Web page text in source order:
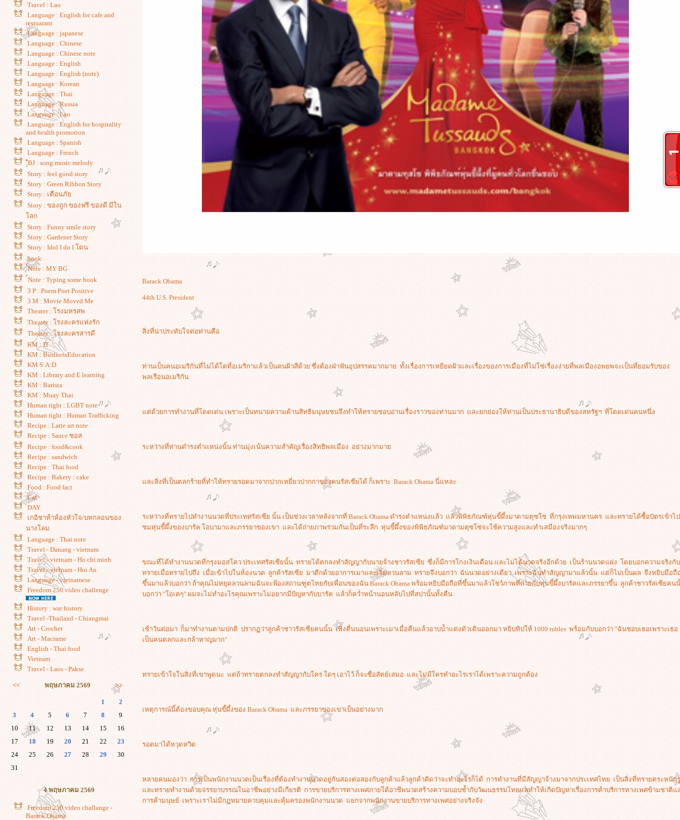
Travel : Lao
Language : English for cafe and
restuarant
Language : japanese
Language : Chinese
Language : Chinese note
Language : English
Language : English (note)
Language : Korean
Language : Thai
Language : Russia
Language : Lao
Language : English for hospitality
and health promotion
Language : Spanish
Language : French
ฺ์ฺ๋BJ : song music melody
Story : feel good story
Story : Green Ribbon Story
Story : เตือนภั
Story : ของถูก ของฟรี ของดี มีใน
ลก
Story : Funny smile story
Story : Gardener Story
Story : Idol I do I โดน
book
์Note : MY BG
์Note : Typing some book
3 P : Poem Poet Positive
3 M : Movie Moved Me
Theater : โรงมหรสพ
Theater : โรงละครแห่งรัก
Theater : โรงละครสารดี
KM : IT
KM : BusinessEducation
KM S:A:D
KM : Library and E learning
KM : Barista
KM : Muay Thai
Human right : LGBT note
Human right : Human Trafficking
Recipe : Latte art note
Recipe : Sauce ซอส
Recipe : food&cook
Recipe : sandwich
Recipe : Thai food
Recipe : Bakery : cake
Food : Food fact
Cat
DAY
เกอิชาห้าห้องหัวใจ/บทกลอนของ
นางโลม
Language : Thai note
Travel - Danang - vietnam
Travel - vietnam - Ho chi minh
Travel - vietnam - Hoi An
Language - vietnamese
Freedom 250 video challenge
History : war history
Travel -Thailand - Chiangmai
Art - Crochet
Art - Macrame
English - Thai food
Vietnam
Travel - Laos - Pakse
<< พฤษภาคม 2569 >>
1
2
3
4 5 6 7 8
9
10
11 12 13 14 15
16
17
18 19 20 21 22
23
24
25 26 27 28 29
30
31
4 พฤษภาคม 2569
Freedom 250 video challange -
Barack Obama
Barack Obama
44th U.S. President
สิ่งที่น่าประทับใจต่อท่านคือ
ท่านเป็นคนอเมริกันที่ไม่ได้โตที่อเมริกาแล้วเป็นคนผิวสีด้วย ซึ่งต้องฝ่าฟันอุปสรรคมากมาย ทั้งเรื่องการเหยียดผิวและเรื่องของการเมืองที่ไม่ใช่เรื่องง่ายที่พลเมืองอพยพจะเป็นที่ยอมรับของ
พลเรือนอเมริกัน
ต่ด้วยการทำงานที่โดดเด่น เพราะเป็นทนายความด้านสิทธิมนุษยชนจึงทำให้ทรายชอบอ่านเรื่องราวของท่านมาก และยกย่องให้ท่านเป็นประธานาธิบดีของสหรัฐฯ ที่โดดเด่นคนหนึ่ง
ระหว่างที่ท่านดำรงตำแหน่งนั้น ท่านมุ่งเน้นความสำคัญเรื่องสิทธิพลเมือง อย่างมากมา
ละสิ่งที่เป็นตลกร้ายที่ทำให้ทรายรอดมาจากปากเหยี่ยวปากกาของคนรัสเซียได้ ก็เพราะ Barack Obama นี่แหละ
ระหว่างที่ทรายไปทำงานนวดที่ประเทศรัสเซีย นั้น เป็นช่วงเวลาหลังจากที่ Barack Obama ดำรงตำแหน่งแล้ว แล้วพิพิธภัณฑ์หุ่นขี้ผึ้งมาดามตุซโซ ที่กรุงเทพมหานคร และทรายได้ซื้อบัตรเข้าไป
ชมหุ่นขี้ผึ้งของบารัค โอบามาและภรรยาของเขา และได้ถ่ายภาพร่วมกันเป็นที่ระลึก หุ่นขี้ผึ้งของพิพิธภัณฑ์มาดามตุซโซ่จะใช้ความสูงและทำเสมืองจริงมากๆ
ขณะที่ได้ทำงานนวดที่กรุงมอสโคว ประเทศรัสเซียนั้น ทรายได้ตกลงทำสัญญากับนายจ้างชาวรัสเซีย ซึ่งก็มีการโกงเงินเดือน และไม่ได้นวดจริงอีกด้วย เป็นร้านนวดแฝง โดยบอกความจริงกับ
ทรายเมื่อทรายไปถึง เมื่อเข้าไปในห้องนวด ลูกค้ารัสเซีย มาดึกด้วยอาการเมาและเริ่มลวนลาม ทรายจึงบอกว่า ฉันนวดอย่างเดียว เพราะฉันทำสัญญามาแล้วนั้น แต่ก็ไม่เป็นผล จึงหยิบมือถื
ขึ้นมาแล้วบอกว่า ถ้าคุณไม่หยุดลวนลามฉันจะฟ้องสถานฑูตไทยกับเพื่อนของฉัน Barack Obama พร้อมหยิบมือถือที่ขึ้นมาแล้วโชว์ภาพที่ถ่ายกับหุ่นขี้ผึ้งบารัคและภรรยาขึ้น ลูกค้าชาวรัสเซียคน
บอกว่า "โอเคๆ" ผมจะไม่ทำอะไรคุณเพราะไม่อยากมีปัญหากับบารัค แล้วก็คว่ำหน้านอนหลับไปที่สปานั้นทั้งคืน
เช้าวันต่อมา ก็มาทำงานตามปกติ ปรากฏว่าลูกค้าชาวรัสเซียคนนั้น เพิ่งตื่นนอนเพราะเมาเมื่อคืนแล้วอาบน้ำแต่งตัวเดินออกมา หยิบทิปให้ 1000 rubles พร้อมกับบอกว่า "ฉันชอบเธอเพราะเธอ
เป็นคนตลกและกล้าหาญมาก"
ทรายเข้าใจในสิ่งที่เขาพูดนะ แต่ถ้าทรายตกลงทำสัญญากับใคร ใดๆ เอาไว้ ก็จะซื่อสัตย์เสมอ และไม่มีใครทำอะไรเราได้เพราะความถูกต้อง
เหตุการณ์นี้ต้องขอบคุณ หุ่นขี้ผึ้งของ Barack Obama และภรรยาของเขาเป็นอย่างมาก
รอดมาได้หวุดหวิด
หลายคนมองว่า การเป็นพนักงานนวดเป็นเรื่องที่ต้องทำงานนวดอยู่กันสองต่อสองกับลูกค้าแล้วลูกค้าคิดว่าจะทำอะไรก็ได้ การทำงานที่มีสัญญาจ้างมาจากประเทศไทย เป็นสิ่งที่ทรายตระหนักรู
ละทรายทำงานด้วยจรรยาบรรณในอาชีพอย่างมีเกียรติ การขายบริการทางเพศภายใต้อาชีพนวดสร้างความบอบช้ำกับวัฒนธรรมไทยแลทำให้เกิดปัญหาเรื่องการค้าบริการทางเพศข้ามชาติแ
การค้ามนุษย์ เพราะเราไม่มีกฏหมายควบคุมและคุ้มครองพนักงานนวด แยกจากพนักงานขายบริการทางเพศอย่างจริงจัง